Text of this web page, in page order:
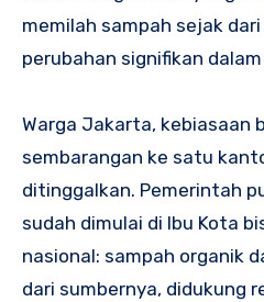
memilah sampah sejak
perubahan signifikan
Warga Jakarta, kebiasaan
sembarangan ke satu
ditinggalkan. Pemerintah
sudah dimulai di Ibu Kota
nasional: sampah organik
dari sumbernya, didukung